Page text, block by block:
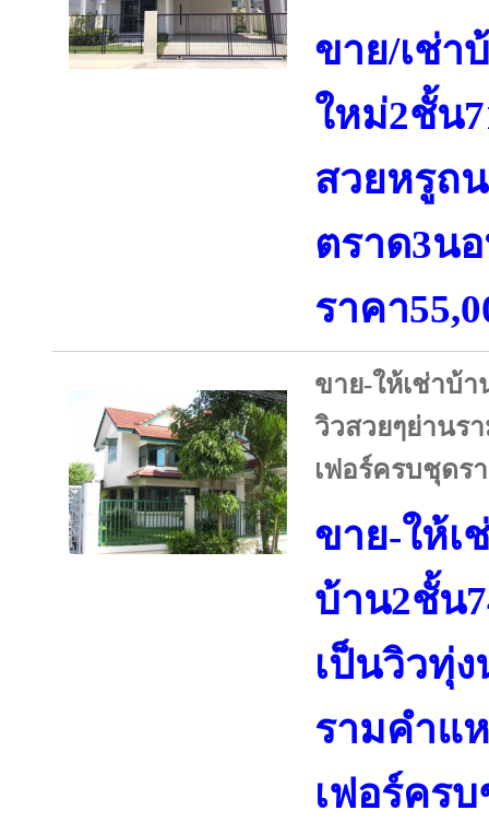
ขาย/เช่า
ใหม่2ชั้น
สวยหรูถ
ตราด3น
ราคา
ขาย-ให้เช่าบ้
วิวสวยๆย่านร
เฟอร์ครบชุดร
ขาย-ให้เ
บ้าน2ชั้น
เป็นวิวทุ่
รามคำแ
เฟอร์คร